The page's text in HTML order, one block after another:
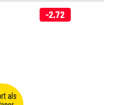
-2,72